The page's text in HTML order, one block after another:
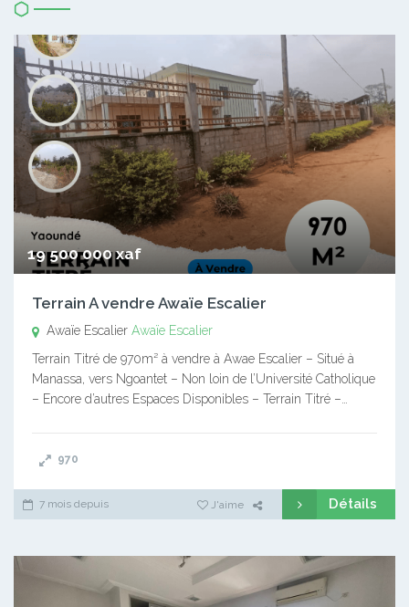
19 500 000 xaf
Terrain A vendre Awaïe Escalier
Awaïe Escalier Awaïe Escalier
Terrain Titré de 970m² à vendre à Awae Escalier – Situé à
Manassa, vers Ngoantet – Non loin de l’Université Catholique
– Encore d’autres Espaces Disponibles – Terrain Titré –…
970
7 mois depuis J'aime Détails